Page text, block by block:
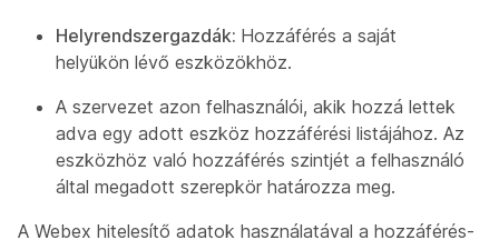
Helyrendszergazdák: Hozzáférés a saját
helyükön lévő eszközökhöz.
A szervezet azon felhasználói, akik hozzá lettek
adva egy adott eszköz hozzáférési listájához. Az
eszközhöz való hozzáférés szintjét a felhasználó
által megadott szerepkör határozza meg.
A Webex hitelesítő adatok használatával a hozzáférés-